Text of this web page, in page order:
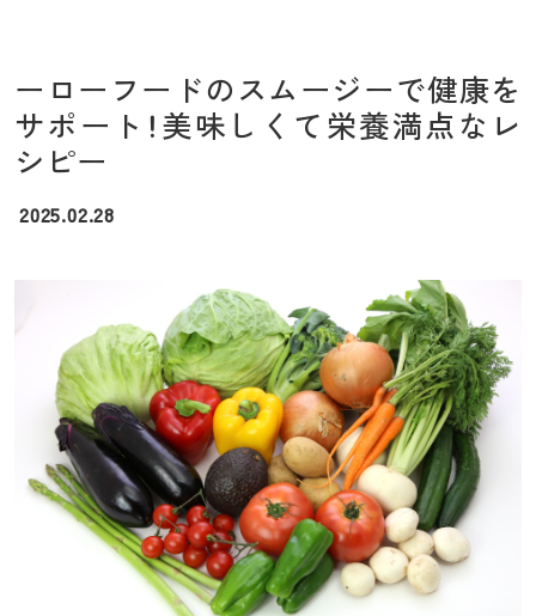
ーローフードのスムージーで健康を
サポート！美味しくて栄養満点なレ
シピー
2025.02.28